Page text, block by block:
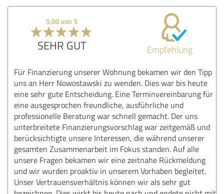
5,00 von 5
SEHR GUT Empfehlung
Für Finanzierung unserer Wohnung bekamen wir den Tipp
uns an Herr Nowostawski zu wenden. Dies war bis heute
eine sehr gute Entscheidung. Eine Terminvereinbarung für
eine ausgesprochen freundliche, ausführliche und
professionelle Beratung war schnell gemacht. Der uns
unterbreitete Finanzierungsvorschlag war zeitgemäß und
berücksichtigte unsere Interessen, die während unserer
gesamten Zusammenarbeit im Fokus standen. Auf alle
unsere Fragen bekamen wir eine zeitnahe Rückmeldung
und wir wurden proaktiv in unserem Vorhaben begleitet.
Unser Vertrauensverhältnis können wir als sehr gut